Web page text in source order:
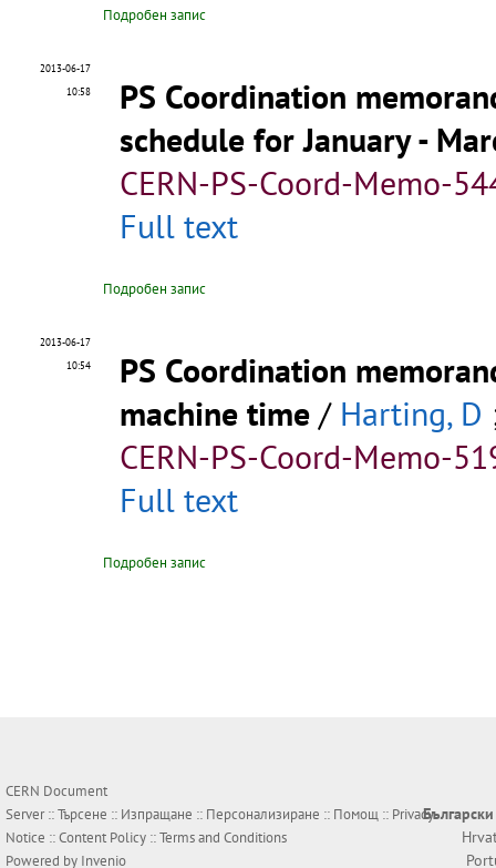
Подробен запис
2013-06-17
10:58
PS Coordination
schedule for January -
CERN-PS-Coord-Memo-
Full text
Подробен запис
2013-06-17
10:54
PS Coordination
machine time / Harting, D
CERN-PS-Coord-Memo-
Full text
Подробен запис
CERN Document
Server ::Търсене :: Изпращане :: Персонализиране :: Помощ :: Privacy
Notice ::Content Policy ::Terms and Conditions
Powered by Invenio
Български